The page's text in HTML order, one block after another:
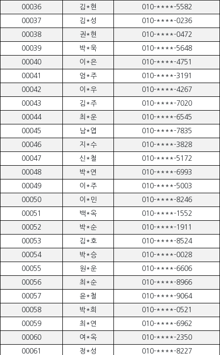
00036
김*현
010-****-5582
00037
김*성
010-****-0236
00038
권*현
010-****-0472
00039
박*욱
010-****-5648
00040
이*은
010-****-4751
00041
엄*주
010-****-3191
00042
이*우
010-****-4267
00043
김*주
010-****-7020
00044
최*운
010-****-6545
00045
남*엽
010-****-7835
00046
지*수
010-****-3828
00047
신*철
010-****-5172
00048
박*연
010-****-6993
00049
이*주
010-****-5003
00050
이*민
010-****-8246
00051
백*옥
010-****-1552
00052
박*순
010-****-1911
00053
김*호
010-****-8524
00054
박*승
010-****-0028
00055
원*운
010-****-6606
00056
최*순
010-****-8966
00057
윤*철
010-****-9064
00058
박*희
010-****-0521
00059
최*연
010-****-6962
00060
여*옥
010-****-2350
00061
정*성
010-****-8227